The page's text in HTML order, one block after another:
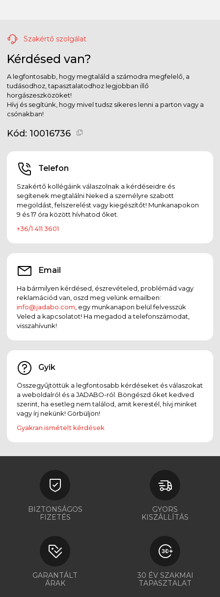
Szakértő szolgálat
Kérdésed van?
A legfontosabb, hogy megtaláld a számodra megfelelő, a
tudásodhoz, tapasztalatodhoz legjobban illő
horgászeszközöket!
Hívj és segítünk, hogy mivel tudsz sikeres lenni a parton vagy a
csónakban!
Kód: 10016736
Telefon
Szakértő kollégáink válaszolnak a kérdéseidre és
segítenek megtalálni Neked a személyre szabott
megoldást, felszerelést vagy kiegészítőt! Munkanapokon
9 és 17 óra között hívhatod őket.
+36/1 411 3601
Email
Ha bármilyen kérdésed, észrevételed, problémád vagy
reklamációd van, oszd meg velünk emailben:
info@jadabo.com , egy munkanapon belül felvesszük
Veled a kapcsolatot! Ha megadod a telefonszámodat,
visszahívunk!
Gyik
Összegyűjtöttük a legfontosabb kérdéseket és válaszokat
a weboldalról és a JADABO-ról. Böngészd őket kedved
szerint, ha esetleg nem találod, amit kerestél, hívj minket
vagy írj nekünk! Görbüljön!
Gyakran ismételt kérdések
BIZTONSÁGOS
FIZETÉS
GYORS
KISZÁLLÍTÁS
GARANTÁLT
ÁRAK
30 ÉV SZAKMAI
TAPASZTALAT